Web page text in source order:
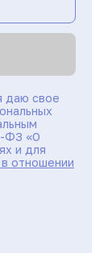
даю свое
ФЗ «О
и для
отношении